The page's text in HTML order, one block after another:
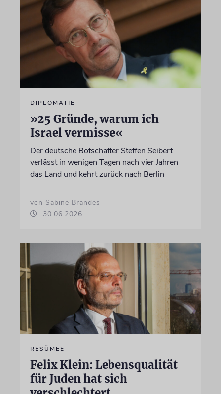
DIPLOMATIE
»25 Gründe, warum ich
Israel vermisse«
Der deutsche Botschafter Steffen Seibert
verlässt in wenigen Tagen nach vier Jahren
das Land und kehrt zurück nach Berlin
von Sabine Brandes
30.06.2026
RESÜMEE
Felix Klein: Lebensqualität
für Juden hat sich